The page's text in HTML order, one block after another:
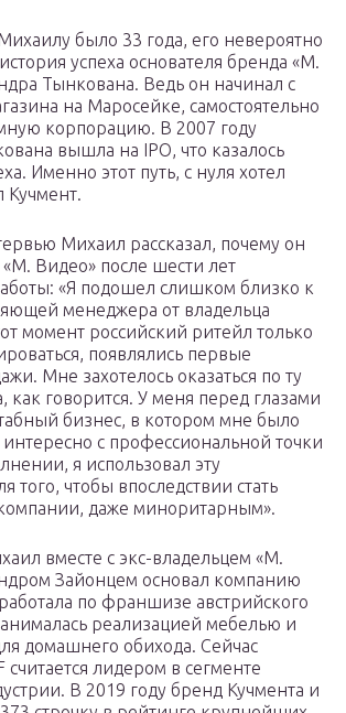
было 33 года, его невероятно
успеха основателя бренда «М.
Тынкована. Ведь он начинал с
на Маросейке, самостоятельно
корпорацию. В 2007 году
вышла на IPO, что казалось
Именно этот путь, с нуля хотел
Кучмент.
Михаил рассказал, почему он
Видео» после шести лет
«Я подошел слишком близко к
менеджера от владельца
момент российский ритейл только
появлялись первые
Мне захотелось оказаться по ту
как говорится. У меня перед глазами
бизнес, в котором мне было
интересно с профессиональной точки
я использовал эту
того, чтобы впоследствии стать
даже миноритарным».
вместе с экс-владельцем «М.
Зайонцем основал компанию
по франшизе австрийского
реализацией мебелью и
домашнего обихода. Сейчас
считается лидером в сегменте
В 2019 году бренд Кучмента и